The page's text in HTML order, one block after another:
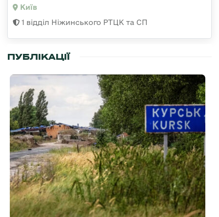
Київ
1 відділ Ніжинського РТЦК та СП
ПУБЛІКАЦІЇ